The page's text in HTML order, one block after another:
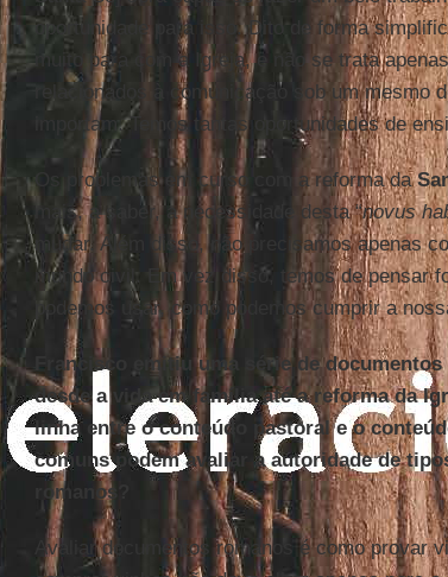
oportunidade para isso. Dito de forma
muito para com a Igreja, e não se trata
relacionados à comunicação sob um mesmo
importam. Temos tantas oportunidades de
Os problemas em curso com a reforma da
mais, a saber, a necessidade desta “novus
mudar. Além disso, não precisamos apenas
mundo civil. Em vez disso, temos de pensar
podemos usar, como podemos cumprir a
Francisco emitiu uma série de
desde a vida em família até a reforma da
linha entre o conteúdo pastoral e o
comuns podem avaliar a autoridade de
romanos?
Avaliar documentos romanos é como provar